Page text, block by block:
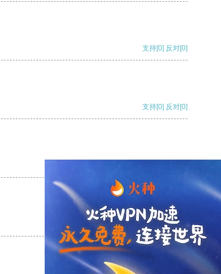
支持[0] 反对[0]
支持[0] 反对[0]
支持 [0] 反对[0]